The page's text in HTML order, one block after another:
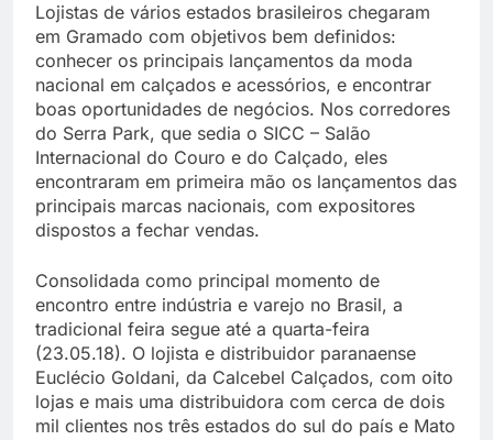
Lojistas de vários estados brasileiros chegaram
em Gramado com objetivos bem definidos:
conhecer os principais lançamentos da moda
nacional em calçados e acessórios, e encontrar
boas oportunidades de negócios. Nos corredores
do Serra Park, que sedia o SICC – Salão
Internacional do Couro e do Calçado, eles
encontraram em primeira mão os lançamentos das
principais marcas nacionais, com expositores
dispostos a fechar vendas.
Consolidada como principal momento de
encontro entre indústria e varejo no Brasil, a
tradicional feira segue até a quarta-feira
(23.05.18). O lojista e distribuidor paranaense
Euclécio Goldani, da Calcebel Calçados, com oito
lojas e mais uma distribuidora com cerca de dois
mil clientes nos três estados do sul do país e Mato